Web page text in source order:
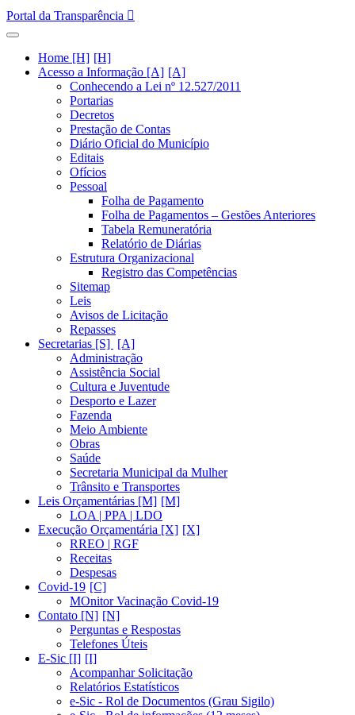
Portal da Transparência
Home [H]
Acesso a Informação [A]
Conhecendo a Lei nº 12.527/2011
Portarias
Decretos
Prestação de Contas
Diário Oficial do Município
Editais
Ofícios
Pessoal
Folha de Pagamento
Folha de Pagamentos – Gestões Anteriores
Tabela Remuneratória
Relatório de Diárias
Estrutura Organizacional
Registro das Competências
Sitemap
Leis
Avisos de Licitação
Repasses
Secretarias [S]
Administração
Assistência Social
Cultura e Juventude
Desporto e Lazer
Fazenda
Meio Ambiente
Obras
Saúde
Secretaria Municipal da Mulher
Trânsito e Transportes
Leis Orçamentárias [M]
LOA | PPA | LDO
Execução Orçamentária [X]
RREO | RGF
Receitas
Despesas
Covid-19
MOnitor Vacinação Covid-19
Contato [N]
Perguntas e Respostas
Telefones Úteis
E-Sic [I]
Acompanhar Solicitação
Relatórios Estatísticos
e-Sic - Rol de Documentos (Grau Sigilo)